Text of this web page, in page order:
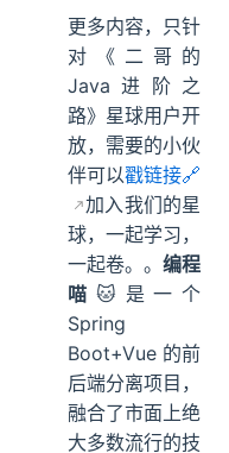
更多内容，只针
对《二哥的
Java进阶之
路》星球用户开
放，需要的小伙
伴可以戳链接🔗
加入我们的星
球，一起学习，
一起卷。。 编程
喵 🐱是一个
Spring
Boot+Vue 的前
后端分离项目，
融合了市面上绝
大多数流行的技